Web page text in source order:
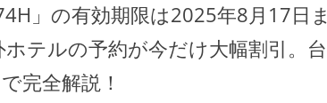
」の有効期限は2025年8月17日ま
テルの予約が今だけ大幅割引。台
完全解説！